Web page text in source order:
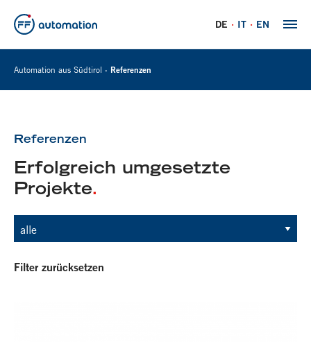
DE IT EN
Automation aus Südtirol Referenzen
Erfolgreich umgesetzte
Projekte.
Referenzen
Filter zurücksetzen